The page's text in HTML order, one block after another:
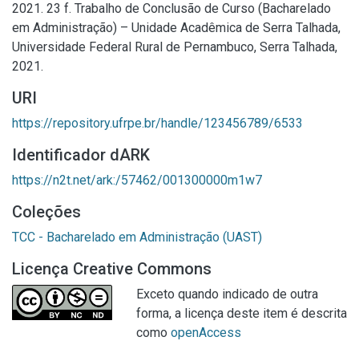
2021. 23 f. Trabalho de Conclusão de Curso (Bacharelado
em Administração) – Unidade Acadêmica de Serra Talhada,
Universidade Federal Rural de Pernambuco, Serra Talhada,
2021.
URI
https://repository.ufrpe.br/handle/123456789/6533
Identificador dARK
https://n2t.net/ark:/57462/001300000m1w7
Coleções
TCC - Bacharelado em Administração (UAST)
Licença Creative Commons
Exceto quando indicado de outra
forma, a licença deste item é descrita
como openAccess